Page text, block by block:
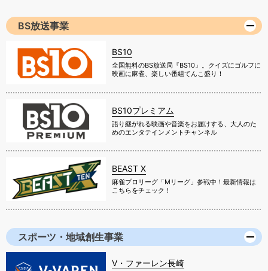
BS放送事業
BS10
全国無料のBS放送局『BS10』。クイズにゴルフに
映画に麻雀、楽しい番組てんこ盛り！
BS10プレミアム
語り継がれる映画や音楽をお届けする、大人のた
めのエンタテインメントチャンネル
BEAST X
麻雀プロリーグ「Mリーグ」参戦中！最新情報は
こちらをチェック！
スポーツ・地域創生事業
V・ファーレン長崎